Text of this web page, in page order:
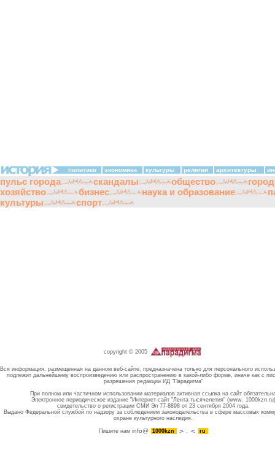
политики экономики культуры религии архитектуры
пульс города скандалы общество
хозяйство
бизнес наука и образование
культуры
спорт
copyright © 2005
Вся информация, размещенная на данном веб-сайте, предназначена только для персонального
подлежит дальнейшему воспроизведению или распространению в какой-либо форме, иначе как с
разрешения редакции ИД "Парадигма"
При полном или частичном использовании материалов активная ссылка на сайт
Электронное периодическое издание "Интернет-сайт "Лента тысячелетия" (www. 1000kzn.ru)
свидетельство о регистрации СМИ Эл 77-8898 от 23 сентября 2004 года.
Выдано Федеральной службой по надзору за соблюдением законодательства в сфере массовых
охране культурного наследия.
Пишите намinfo@ 1000kzn . ru